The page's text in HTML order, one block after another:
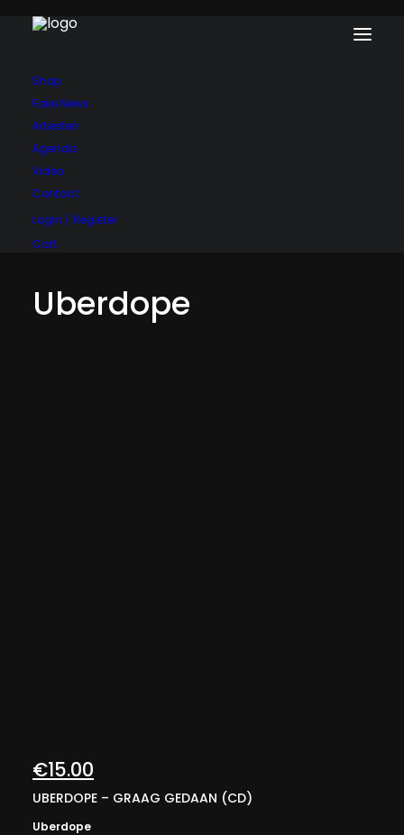
Shop
Fake News
Artiesten
Agenda
Video
Contact
Login / Register
Cart
Uberdope
€15.00
UBERDOPE – GRAAG GEDAAN (CD)
Uberdope